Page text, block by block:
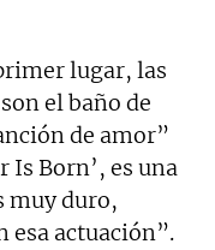
lugar, las
el baño de
de amor”
Is Born’, es una
muy duro,
esa actuación”.